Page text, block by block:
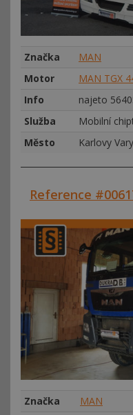
Značka
MAN
Motor
MAN TGX
Info
najeto
Služba
Mobilní
Město
Karlovy Vary
Reference
Značka
MAN